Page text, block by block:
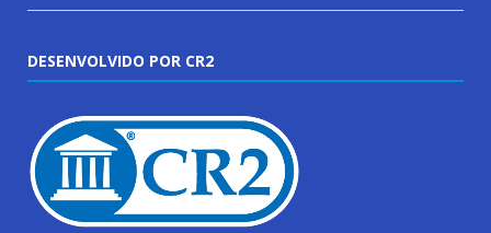
DESENVOLVIDO POR CR2